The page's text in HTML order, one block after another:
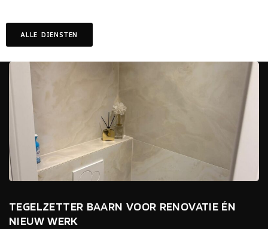
ALLE DIENSTEN
TEGELZETTER BAARN VOOR RENOVATIE ÉN
NIEUW WERK